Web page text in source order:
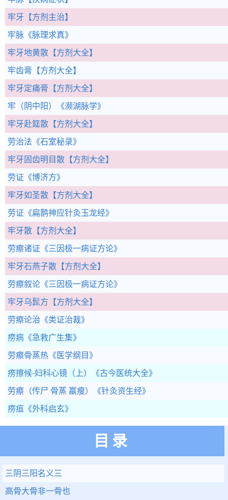
牢牙 【方剂主治】
牢脉 《脉理求真》
牢牙地黄散 【方剂大全】
牢齿膏 【方剂大全】
牢牙定痛膏 【方剂大全】
牢（阴中阳） 《濒湖脉学》
牢牙赴筵散 【方剂大全】
劳治法 《石室秘录》
牢牙固齿明目散 【方剂大全】
劳证 《博济方》
牢牙如圣散 【方剂大全】
劳证 《扁鹊神应针灸玉龙经》
牢牙散 【方剂大全】
劳瘵诸证 《三因极一病证方论》
牢牙石燕子散 【方剂大全】
劳瘵叙论 《三因极一病证方论》
牢牙乌髭方 【方剂大全】
劳瘵论治 《类证治裁》
痨病 《急救广生集》
劳瘵骨蒸热 《医学纲目》
痨擦候-妇科心镜（上） 《古今医统大全》
劳瘵（传尸 骨蒸 羸瘦） 《针灸资生经》
痨疽 《外科启玄》
目录
三阴三阳名义三
高骨大骨非一骨也